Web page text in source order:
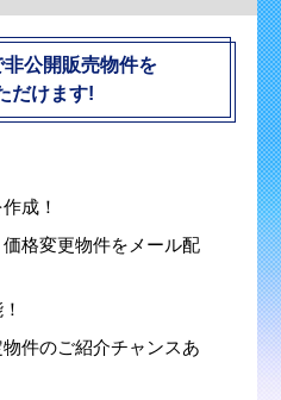
公開販売物件を
だけます!
成！
格変更物件をメール配
件のご紹介チャンスあ